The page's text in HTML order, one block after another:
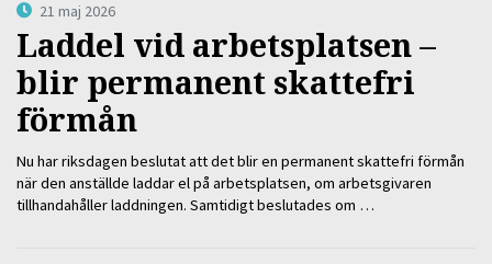
21 maj 2026
Laddel vid arbetsplatsen –
blir permanent skattefri
förmån
Nu har riksdagen beslutat att det blir en permanent skattefri förmån
när den anställde laddar el på arbetsplatsen, om arbetsgivaren
tillhandahåller laddningen. Samtidigt beslutades om …